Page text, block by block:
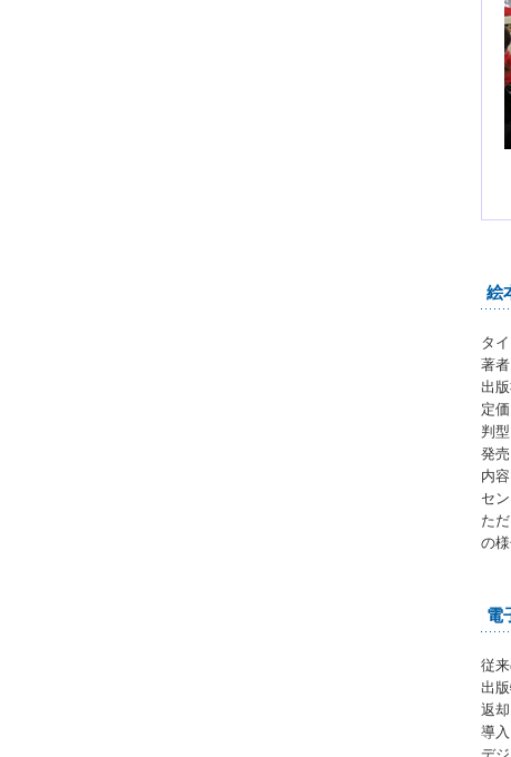
絵
タ
著
出
定
判
発
内
セ
た
の
電
従
出
返
導入